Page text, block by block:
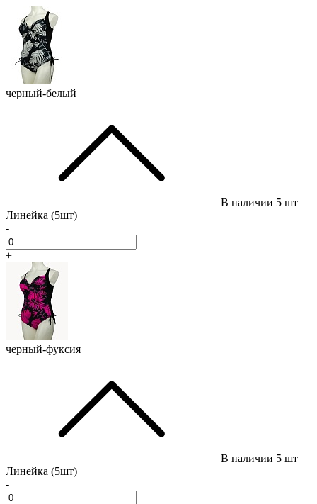
черный-белый
В наличии 5 шт
Линейка (5шт)
-
+
черный-фуксия
В наличии 5 шт
Линейка (5шт)
-